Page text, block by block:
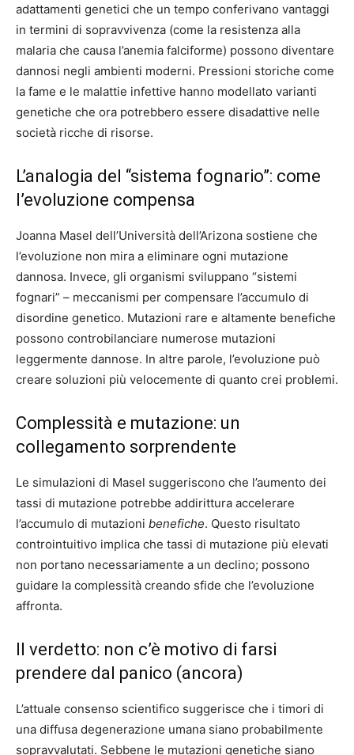
adattamenti genetici che un tempo conferivano vantaggi
in termini di sopravvivenza (come la resistenza alla
malaria che causa l’anemia falciforme) possono diventare
dannosi negli ambienti moderni. Pressioni storiche come
la fame e le malattie infettive hanno modellato varianti
genetiche che ora potrebbero essere disadattive nelle
società ricche di risorse.
L’analogia del “sistema fognario”: come
l’evoluzione compensa
Joanna Masel dell’Università dell’Arizona sostiene che
l’evoluzione non mira a eliminare ogni mutazione
dannosa. Invece, gli organismi sviluppano “sistemi
fognari” – meccanismi per compensare l’accumulo di
disordine genetico. Mutazioni rare e altamente benefiche
possono controbilanciare numerose mutazioni
leggermente dannose. In altre parole, l’evoluzione può
creare soluzioni più velocemente di quanto crei problemi.
Complessità e mutazione: un
collegamento sorprendente
Le simulazioni di Masel suggeriscono che l’aumento dei
tassi di mutazione potrebbe addirittura accelerare
l’accumulo di mutazioni benefiche. Questo risultato
controintuitivo implica che tassi di mutazione più elevati
non portano necessariamente a un declino; possono
guidare la complessità creando sfide che l’evoluzione
affronta.
Il verdetto: non c’è motivo di farsi
prendere dal panico (ancora)
L’attuale consenso scientifico suggerisce che i timori di
una diffusa degenerazione umana siano probabilmente
sopravvalutati. Sebbene le mutazioni genetiche siano